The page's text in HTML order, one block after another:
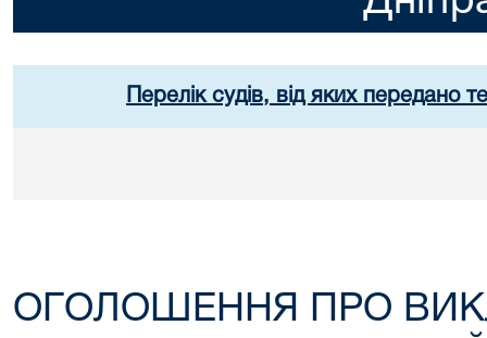
Перелік судів, від яких передано
ОГОЛОШЕННЯ ПРО